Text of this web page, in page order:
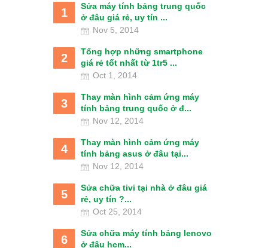
1
Sửa máy tính bảng trung quốc
ở đâu giá rẻ, uy tín ...
Nov 5, 2014
2
Tổng hợp những smartphone
giá rẻ tốt nhất từ 1tr5 ...
Oct 1, 2014
3
Thay màn hình cảm ứng máy
tính bảng trung quốc ở đ...
Nov 12, 2014
4
Thay màn hình cảm ứng máy
tính bảng asus ở đâu tại...
Nov 12, 2014
5
Sửa chữa tivi tại nhà ở đâu giá
rẻ, uy tín ?...
Oct 25, 2014
6
Sửa chữa máy tính bảng lenovo
ở đâu hcm...